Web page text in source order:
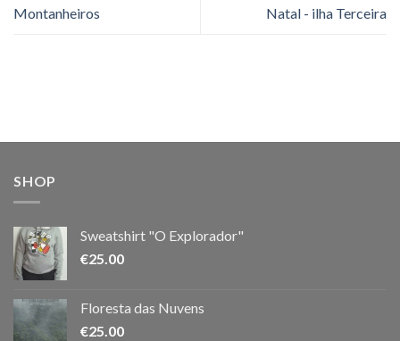
Montanheiros
Natal - ilha Terceira
SHOP
Sweatshirt "O Explorador"
€25.00
Floresta das Nuvens
€25.00